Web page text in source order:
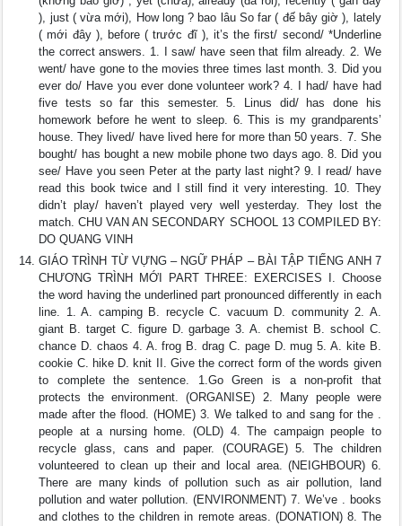
), just ( vừa mới), How long ? bao lâu So far ( đế bây giờ ), lately
( mới đây ), before ( trước đĩ ), it’s the first/ second/ *Underline
the correct answers. 1. I saw/ have seen that film already. 2. We
went/ have gone to the movies three times last month. 3. Did you
ever do/ Have you ever done volunteer work? 4. I had/ have had
five tests so far this semester. 5. Linus did/ has done his
homework before he went to sleep. 6. This is my grandparents’
house. They lived/ have lived here for more than 50 years. 7. She
bought/ has bought a new mobile phone two days ago. 8. Did you
see/ Have you seen Peter at the party last night? 9. I read/ have
read this book twice and I still find it very interesting. 10. They
didn’t play/ haven’t played very well yesterday. They lost the
match. CHU VAN AN SECONDARY SCHOOL 13 COMPILED BY:
DO QUANG VINH
GIÁO TRÌNH TỪ VỰNG – NGỮ PHÁP – BÀI TẬP TIẾNG ANH 7
CHƯƠNG TRÌNH MỚI PART THREE: EXERCISES I. Choose
the word having the underlined part pronounced differently in each
line. 1. A. camping B. recycle C. vacuum D. community 2. A.
giant B. target C. figure D. garbage 3. A. chemist B. school C.
chance D. chaos 4. A. frog B. drag C. page D. mug 5. A. kite B.
cookie C. hike D. knit II. Give the correct form of the words given
to complete the sentence. 1.Go Green is a non-profit that
protects the environment. (ORGANISE) 2. Many people were
made after the flood. (HOME) 3. We talked to and sang for the .
people at a nursing home. (OLD) 4. The campaign people to
recycle glass, cans and paper. (COURAGE) 5. The children
volunteered to clean up their and local area. (NEIGHBOUR) 6.
There are many kinds of pollution such as air pollution, land
pollution and water pollution. (ENVIRONMENT) 7. We’ve . books
and clothes to the children in remote areas. (DONATION) 8. The